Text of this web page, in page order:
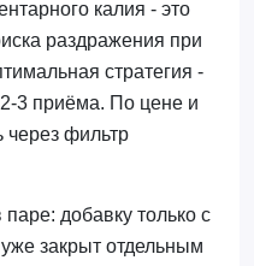
калия - это
раздражения при
стратегия -
3 приёма. По цене и
через фильтр
добавку только с
закрыт отдельным